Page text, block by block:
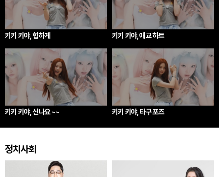
키키 키야, 힙하게 키키 키야, 애교 하트
키키 키야, 신나요 ~~ 키키 키야, 타구 포즈
정치사회